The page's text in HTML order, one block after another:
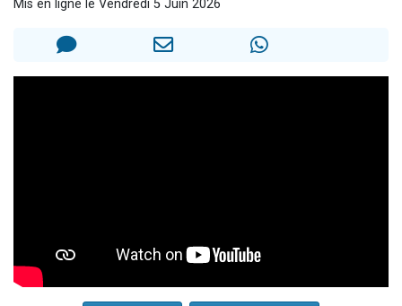
2 nouvelles musiques dans Torah-Box Music
Mis en ligne le Vendredi 5 Juin 2026